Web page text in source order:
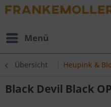
Menü
Übersicht Heupink &
Black Devil Black OP